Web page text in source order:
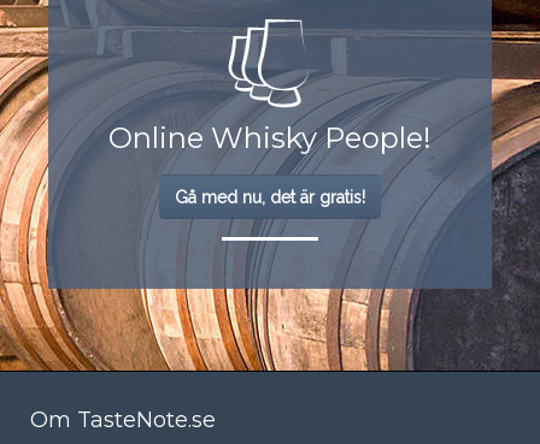
Online Whisky People!
Gå med nu, det är gratis!
Om TasteNote.se